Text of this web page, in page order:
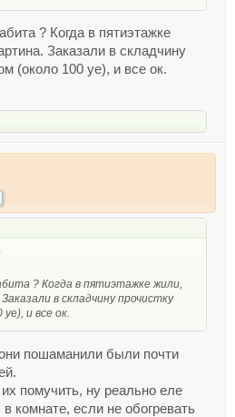
? Когда в пятиэтажке
Заказали в складчину
(около 100 уе), и все ок.
? Когда в пятиэтажке жили,
в складчину прочистку
и все ок.
пошаманили были почти
помучить, ну реально еле
комнате, если не обогревать